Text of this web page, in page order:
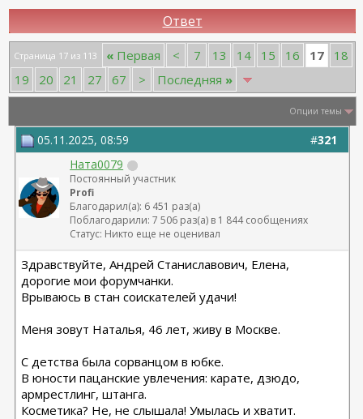
Ответ
Страница 17 из 113 « Первая < 7 13 14 15 16 17
18
19
20 21 27 67 > Последняя »
Опции темы
#321
05.11.2025, 08:59
Ната0079
Постоянный участник
Profi
Благодарил(а): 6 451 раз(а)
Поблагодарили: 7 506 раз(а) в 1 844 сообщениях
Статус: Никто еще не оценивал
Здравствуйте, Андрей Станиславович, Елена,
дорогие мои форумчанки.
Врываюсь в стан соискателей удачи!
Меня зовут Наталья, 46 лет, живу в Москве.
С детства была сорванцом в юбке.
В юности пацанские увлечения: карате, дзюдо,
армрестлинг, штанга.
Косметика? Не, не слышала! Умылась и хватит.